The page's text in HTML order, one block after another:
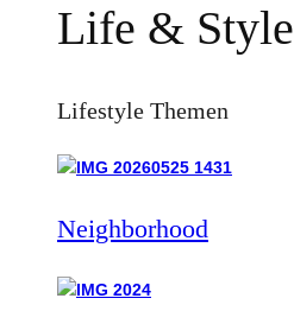
Life & Style
Lifestyle Themen
Neighborhood